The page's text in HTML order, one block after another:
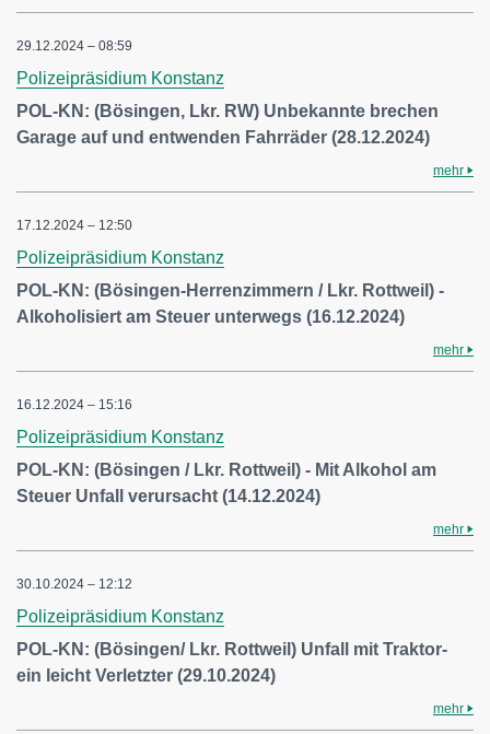
29.12.2024 – 08:59
Polizeipräsidium Konstanz
POL-KN: (Bösingen, Lkr. RW) Unbekannte brechen
Garage auf und entwenden Fahrräder (28.12.2024)
mehr
17.12.2024 – 12:50
Polizeipräsidium Konstanz
POL-KN: (Bösingen-Herrenzimmern / Lkr. Rottweil) -
Alkoholisiert am Steuer unterwegs (16.12.2024)
mehr
16.12.2024 – 15:16
Polizeipräsidium Konstanz
POL-KN: (Bösingen / Lkr. Rottweil) - Mit Alkohol am
Steuer Unfall verursacht (14.12.2024)
mehr
30.10.2024 – 12:12
Polizeipräsidium Konstanz
POL-KN: (Bösingen/ Lkr. Rottweil) Unfall mit Traktor-
ein leicht Verletzter (29.10.2024)
mehr